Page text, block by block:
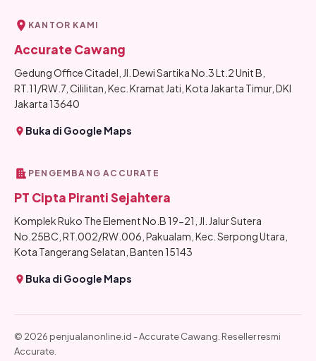
KANTOR KAMI
Accurate Cawang
Gedung Office Citadel, Jl. Dewi Sartika No.3 Lt.2 Unit B,
RT.11/RW.7, Cililitan, Kec. Kramat Jati, Kota Jakarta Timur, DKI
Jakarta 13640
Buka di Google Maps
PENGEMBANG ACCURATE
PT Cipta Piranti Sejahtera
Komplek Ruko The Element No.B 19-21, Jl. Jalur Sutera
No.25BC, RT.002/RW.006, Pakualam, Kec. Serpong Utara,
Kota Tangerang Selatan, Banten 15143
Buka di Google Maps
© 2026 penjualanonline.id - Accurate Cawang. Reseller resmi
Accurate.